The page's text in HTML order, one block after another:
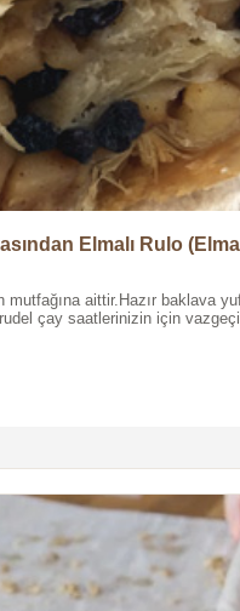
Elmalı Rulo
mutfağına aittir.Hazır baklava
çay saatlerinizin için